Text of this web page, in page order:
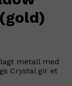
metall med
Crystal gir et